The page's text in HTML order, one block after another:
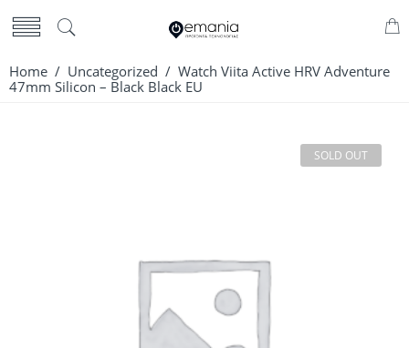
Home / Uncategorized / Watch Viita Active HRV Adventure
47mm Silicon – Black Black EU
SOLD OUT